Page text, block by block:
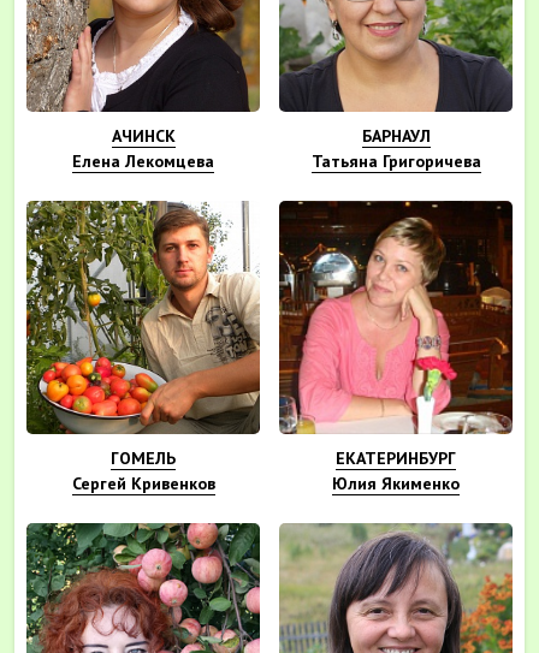
АЧИНСК
Елена Лекомцева
БАРНАУЛ
Татьяна Григоричева
ГОМЕЛЬ
Сергей Кривенков
ЕКАТЕРИНБУРГ
Юлия Якименко